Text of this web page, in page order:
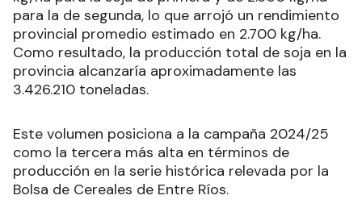
para la de segunda, lo que arrojó un rendimiento
provincial promedio estimado en 2.700 kg/ha.
Como resultado, la producción total de soja en la
provincia alcanzaría aproximadamente las
3.426.210 toneladas.
Este volumen posiciona a la campaña 2024/25
como la tercera más alta en términos de
producción en la serie histórica relevada por la
Bolsa de Cereales de Entre Ríos.